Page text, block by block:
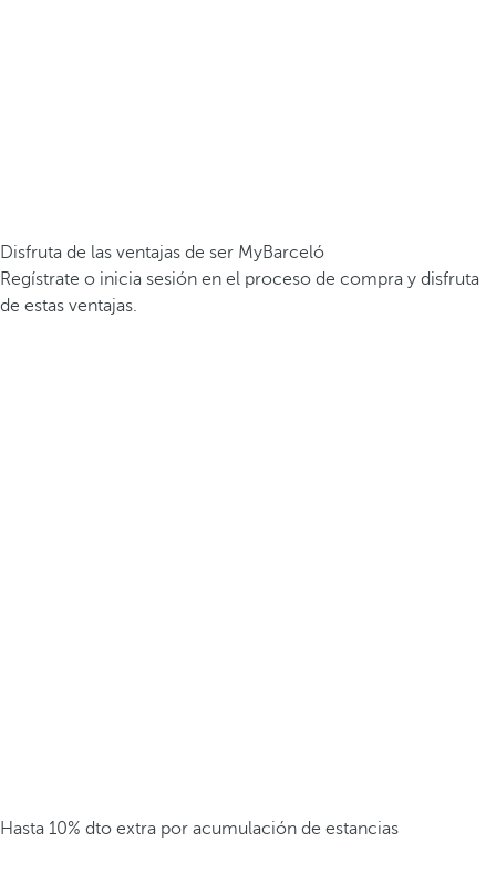
Disfruta de las ventajas de ser MyBarceló
Regístrate o inicia sesión en el proceso de compra y disfruta
de estas ventajas.
Hasta 10% dto extra por acumulación de estancias